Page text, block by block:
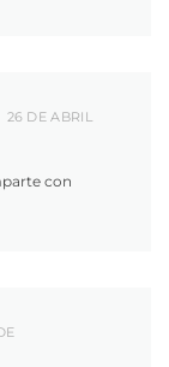
26 DE ABRIL
con